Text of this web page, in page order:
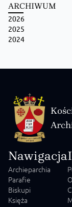
ARCHIWUM
2026
2025
2024
Nawigacja
Archieparchia
Parafie
Biskupi
Księża